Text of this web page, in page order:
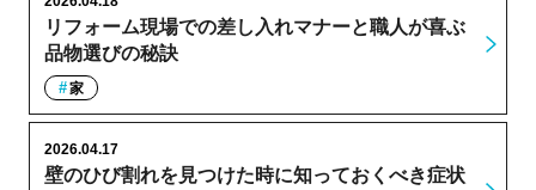
リフォーム現場での差し入れマナーと職人が喜ぶ
品物選びの秘訣
家
壁のひび割れを見つけた時に知っておくべき症状
2026.04.17